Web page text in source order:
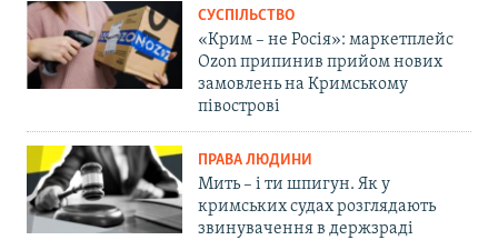
СУСПІЛЬСТВО
«Крим – не Росія»: маркетплейс
Ozon припинив прийом нових
замовлень на Кримському
півострові
ПРАВА ЛЮДИНИ
Мить – і ти шпигун. Як у
кримських судах розглядають
звинувачення в держзраді